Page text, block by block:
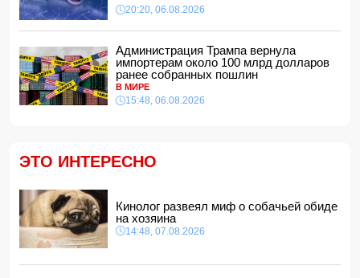
поджога
11:20, 07.08.2026
отопления
11:16, 07.08.2026
В Бейлаганском районе продолжаются поиски
утонувшего в канале молодого мужчины
11:00, 07.08.2026
Euractiv: Исландия попросила Брюссель не
вмешиваться в референдум по вопросу членства в ЕС
10:48, 07.08.2026
Азербайджан сохраняет 26-е место в рейтинге УЕФА
10:28, 07.08.2026
20:20, 06.08.2026
Администрация Трампа вернула
импортерам около 100 млрд долларов
ранее собранных пошлин
В МИРЕ
15:48, 06.08.2026
ЭТО ИНТЕРЕСНО
Кинолог развеял миф о собачьей обиде
на хозяина
14:48, 07.08.2026